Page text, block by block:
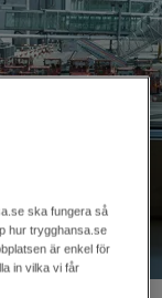
ska fungera så
hur trygghansa.se
är enkel för
in vilka vi får